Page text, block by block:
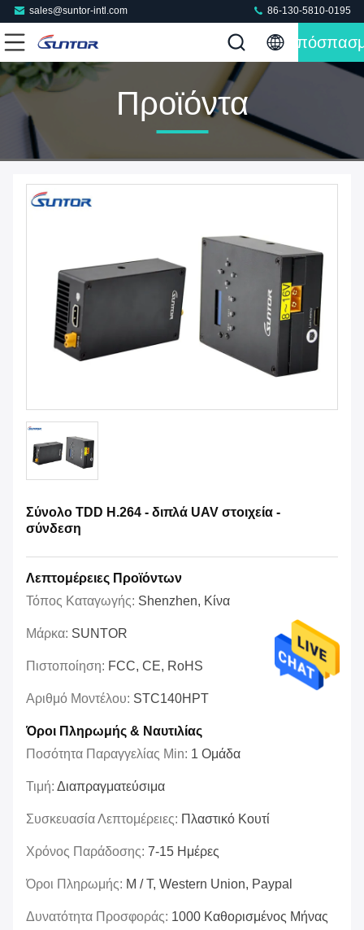
sales@suntor-intl.com 86-130-5810-0195
Προϊόντα
Σύνολο TDD H.264 - διπλά UAV στοιχεία -
σύνδεση
Λεπτομέρειες Προϊόντων
Τόπος Καταγωγής: Shenzhen, Κίνα
Μάρκα: SUNTOR
Πιστοποίηση: FCC, CE, RoHS
Αριθμό Μοντέλου: STC140HPT
Όροι Πληρωμής & Ναυτιλίας
Ποσότητα Παραγγελίας Min: 1 Ομάδα
Τιμή: Διαπραγματεύσιμα
Συσκευασία Λεπτομέρειες: Πλαστικό Κουτί
Χρόνος Παράδοσης: 7-15 Ημέρες
Όροι Πληρωμής: Μ / Τ, Western Union, Paypal
Δυνατότητα Προσφοράς: 1000 Καθορισμένος Μήνας